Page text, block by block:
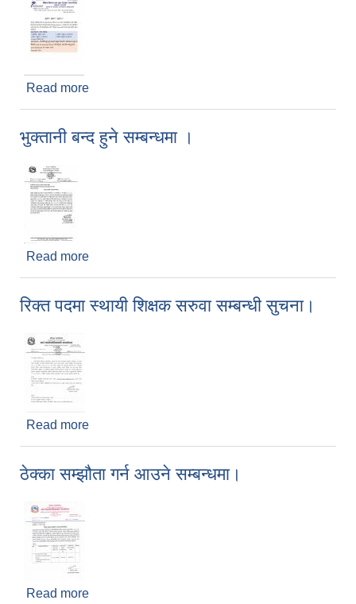
Read more
भुक्तानी बन्द हुने सम्बन्धमा ।
Read more
रिक्त पदमा स्थायी शिक्षक सरुवा सम्बन्धी सुचना।
Read more
ठेक्का सम्झौता गर्न आउने सम्बन्धमा।
Read more